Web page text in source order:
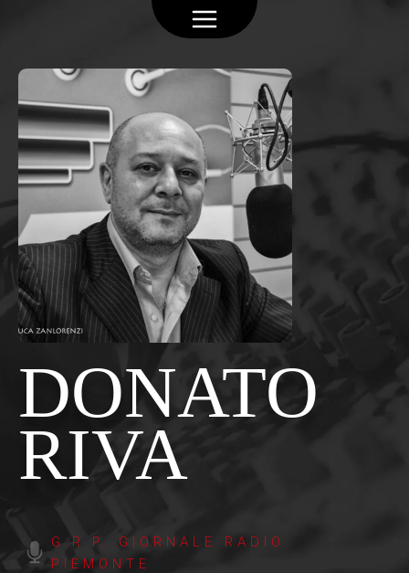
DONATO
RIVA
G.R.P. GIORNALE RADIO
PIEMONTE